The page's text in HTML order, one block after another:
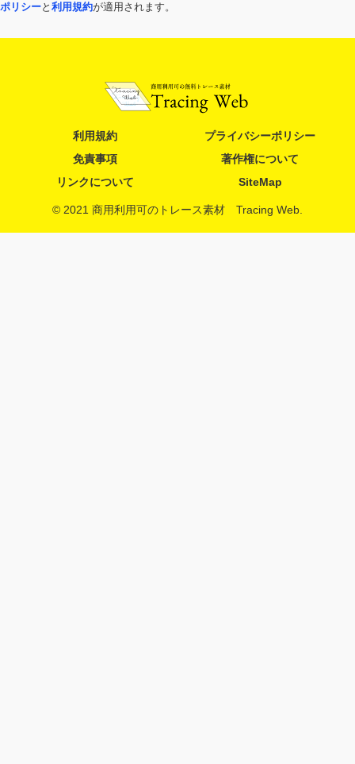
ポリシーと 利用規約が適用されます。
利用規約
プライバシーポリシー
免責事項
著作権について
リンクについて
SiteMap
© 2021 商用利用可のトレース素材 Tracing Web.